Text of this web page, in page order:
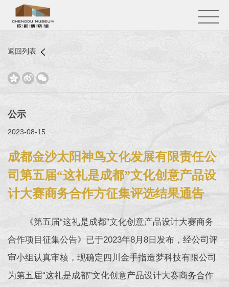
返回列表
  
公示
2023-08-15
成都金沙太阳神鸟文化发展有限责任公
司第五届“这礼是成都”文化创意产品设
计大赛商务合作方征集评选结果通告
《第五届“这礼是成都”文化创意产品设计大赛商务
合作项目征集公告》已于2023年8月8日发布，经公司评
审小组认真审核，现确定四川金手指造梦科技有限公司
为第五届“这礼是成都”文化创意产品设计大赛商务合作